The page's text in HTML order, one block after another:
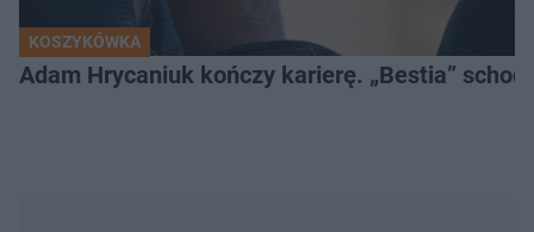
KOSZYKÓWKA
Adam Hrycaniuk kończy karierę. „Bestia”